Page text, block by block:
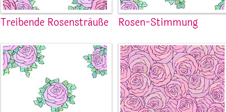
Treibende Rosensträuße Rosen-Stimmung